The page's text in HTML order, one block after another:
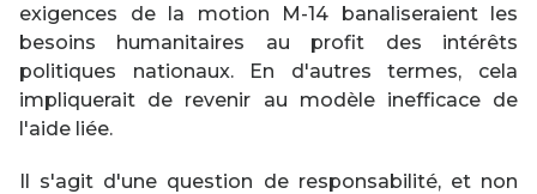
exigences de la motion M-14 banaliseraient les
besoins humanitaires au profit des intérêts
politiques nationaux. En d'autres termes, cela
impliquerait de revenir au modèle inefficace de
l'aide liée.
Il s'agit d'une question de responsabilité, et non